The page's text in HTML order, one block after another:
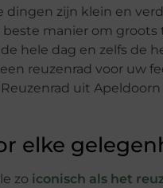
zijn klein en
manier om
hele dag en zelfs de
reuzenrad voor uw
uit
elke
zo iconisch als het